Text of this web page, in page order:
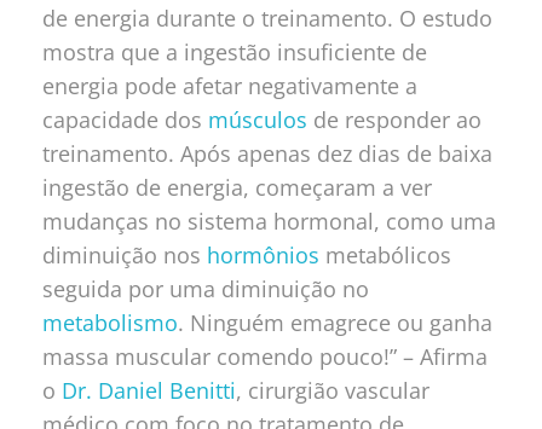
de energia durante o treinamento. O estudo
mostra que a ingestão insuficiente de
energia pode afetar negativamente a
capacidade dos músculos de responder ao
treinamento. Após apenas dez dias de baixa
ingestão de energia, começaram a ver
mudanças no sistema hormonal, como uma
diminuição nos hormônios metabólicos
seguida por uma diminuição no
metabolismo. Ninguém emagrece ou ganha
massa muscular comendo pouco!” – Afirma
o Dr. Daniel Benitti, cirurgião vascular